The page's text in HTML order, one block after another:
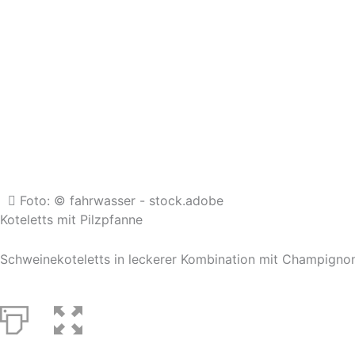
Foto: © fahrwasser - stock.adobe
Koteletts mit Pilzpfanne
Schweinekoteletts in leckerer Kombination mit